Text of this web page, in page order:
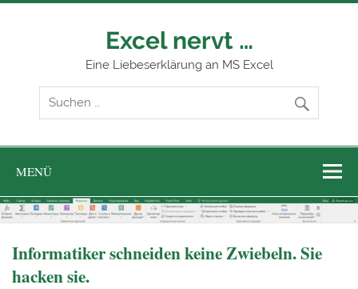
Zum
Excel nervt …
Eine Liebeserklärung an MS Excel
MENÜ
Informatiker schneiden keine Zwiebeln. Sie
hacken sie.